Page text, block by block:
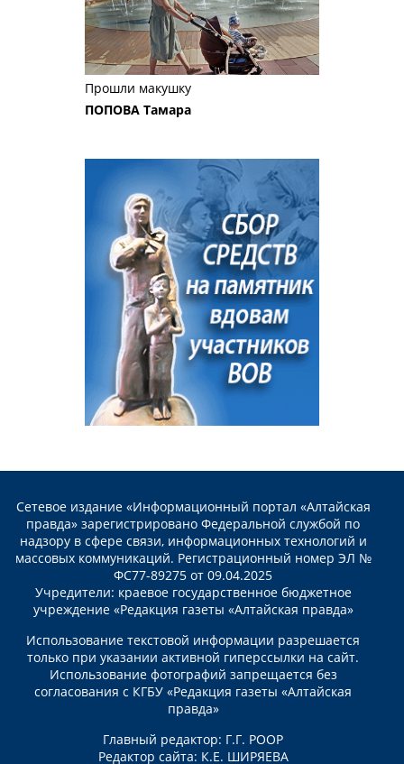
Прошли макушку
ПОПОВА Тамара
Сетевое издание «Информационный портал «Алтайская
правда» зарегистрировано Федеральной службой по
надзору в сфере связи, информационных технологий и
массовых коммуникаций. Регистрационный номер ЭЛ №
ФС77-89275 от 09.04.2025
Учредители: краевое государственное бюджетное
учреждение «Редакция газеты «Алтайская правда»
Использование текстовой информации разрешается
только при указании активной гиперссылки на сайт.
Использование фотографий запрещается без
согласования с КГБУ «Редакция газеты «Алтайская
правда»
Главный редактор: Г.Г. РООР
Редактор сайта: К.Е. ШИРЯЕВА